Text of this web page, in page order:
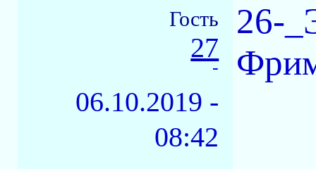
Гость
27
-
06.10.2019 -
08:42
26-